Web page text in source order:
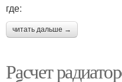
где:
читать дальше →
Расчет